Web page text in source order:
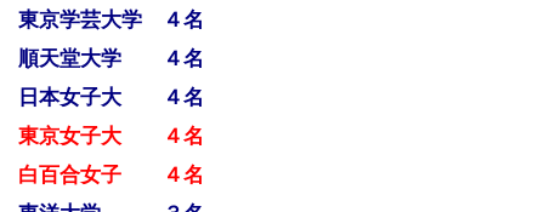
東京学芸大学 ４名
順天堂大学 ４名
日本女子大 ４名
東京女子大 ４名
白百合女子 ４名